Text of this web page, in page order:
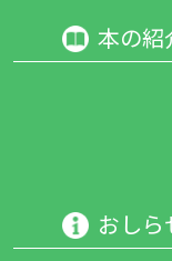
本の紹
おしら